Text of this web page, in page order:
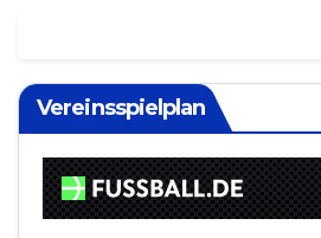
Vereinsspielplan